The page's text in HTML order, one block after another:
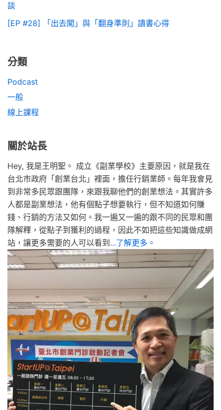
談
[EP #28] 「出去闖」與「翻身準則」讀書心得
分類
Podcast
一般
線上課程
關於站長
Hey, 我是王明聖。 成立《副業學校》主要原因，就是我在
台北市政府「創業台北」裡面，擔任行銷業師。每年我會見
到非常多民眾跟團隊，來跟我聊他們的創業想法。其實許多
人都是副業想法，他有個點子想要執行，但不知道如何賺
錢、行銷的方法又如何。我一遍又一遍的跟不同的民眾和團
隊解釋，從點子到獲利的過程，因此不如把這些知識做成網
站，讓更多需要的人可以看到 ...了解更多。